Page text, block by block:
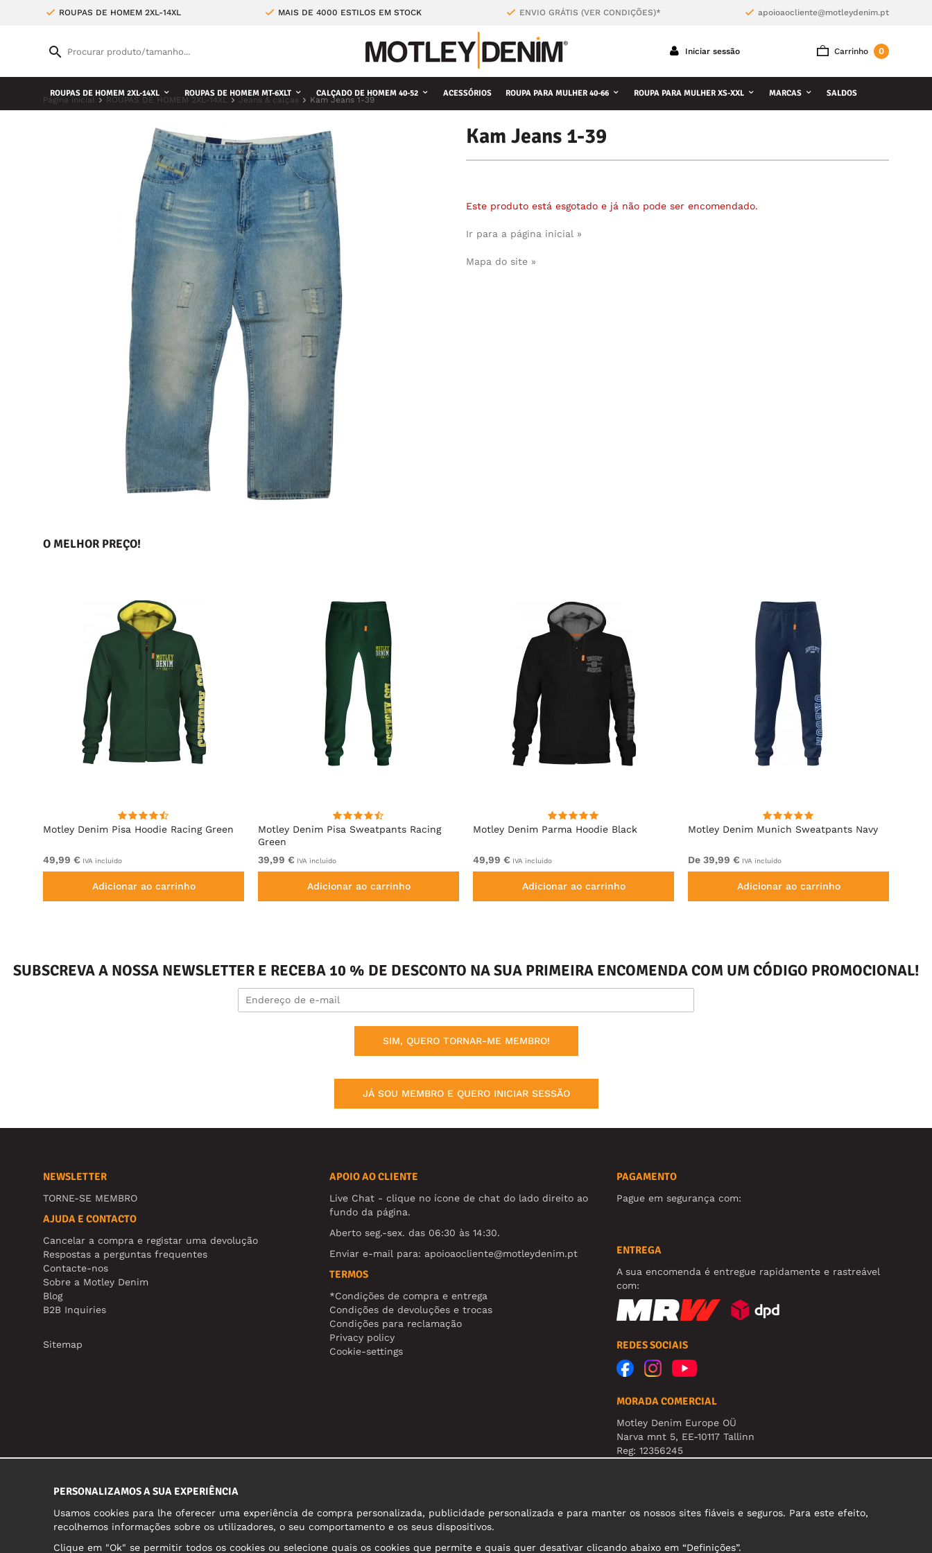
ROUPAS DE HOMEM 2XL-14XL MAIS DE 4000 ESTILOS EM STOCK ENVIO GRÁTIS (VER CONDIÇÕES)* apoioaocliente@motleydenim.pt
Carrinho 0
Iniciar sessão
ROUPAS DE HOMEM 2XL-14XL ROUPAS DE HOMEM MT-6XLT CALÇADO DE HOMEM 40-52 ACESSÓRIOS ROUPA PARA MULHER 40-66 ROUPA PARA MULHER XS-XXL MARCAS SALDOS
Página inicial ROUPAS DE HOMEM 2XL-14XL Jeans & calças Kam Jeans 1-39
Kam Jeans 1-39
Este produto está esgotado e já não pode ser encomendado.
Ir para a página inicial »
Mapa do site »
O MELHOR PREÇO!
Motley Denim Pisa Hoodie Racing Green
49,99 € IVA incluído
Adicionar ao carrinho
Motley Denim Pisa Sweatpants Racing
Green
39,99 € IVA incluído
Adicionar ao carrinho
Motley Denim Parma Hoodie Black
49,99 € IVA incluído
Adicionar ao carrinho
Motley Denim Munich Sweatpants Navy
De 39,99 € IVA incluído
Adicionar ao carrinho
SUBSCREVA A NOSSA NEWSLETTER E RECEBA 10 % DE DESCONTO NA SUA PRIMEIRA ENCOMENDA COM UM CÓDIGO PROMOCIONAL!
SIM, QUERO TORNAR-ME MEMBRO!
JÁ SOU MEMBRO E QUERO INICIAR SESSÃO
NEWSLETTER
TORNE-SE MEMBRO
AJUDA E CONTACTO
Cancelar a compra e registar uma devolução
Respostas a perguntas frequentes
Contacte-nos
Sobre a Motley Denim
Blog
B2B Inquiries
Sitemap
APOIO AO CLIENTE
Live Chat - clique no ícone de chat do lado direito ao
fundo da página.
Aberto seg.-sex. das 06:30 às 14:30.
Enviar e-mail para: apoioaocliente@motleydenim.pt
TERMOS
*Condições de compra e entrega
Condições de devoluções e trocas
Condições para reclamação
Privacy policy
Cookie-settings
PAGAMENTO
Pague em segurança com:
ENTREGA
A sua encomenda é entregue rapidamente e rastreável
com:
REDES SOCIAIS
MORADA COMERCIAL
Motley Denim Europe OÜ
Narva mnt 5, EE-10117 Tallinn
Reg: 12356245
PERSONALIZAMOS A SUA EXPERIÊNCIA
Usamos cookies para lhe oferecer uma experiência de compra personalizada, publicidade personalizada e para manter os nossos sites fiáveis e seguros. Para este efeito,
recolhemos informações sobre os utilizadores, o seu comportamento e os seus dispositivos.
Clique em "Ok" se permitir todos os cookies ou selecione quais os cookies que permite e quais quer desativar clicando abaixo em “Definições”.